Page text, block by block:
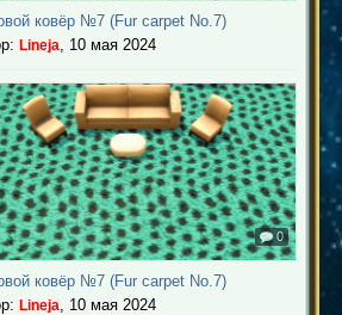
ковёр №7 (Fur carpet No.7)
Lineja 10 мая 2024
0
ковёр №7 (Fur carpet No.7)
Lineja 10 мая 2024